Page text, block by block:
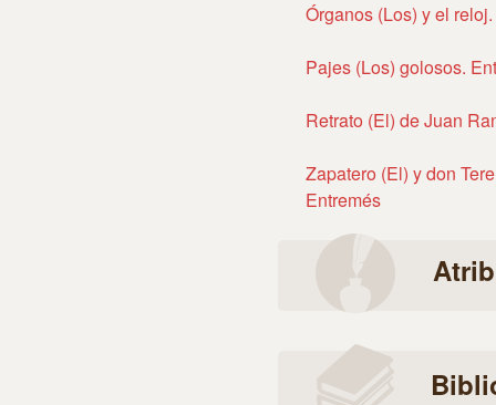
Órganos (Los) y el
Pajes (Los) golosos.
Retrato (El) de Juan
Zapatero (El) y don
Entremés